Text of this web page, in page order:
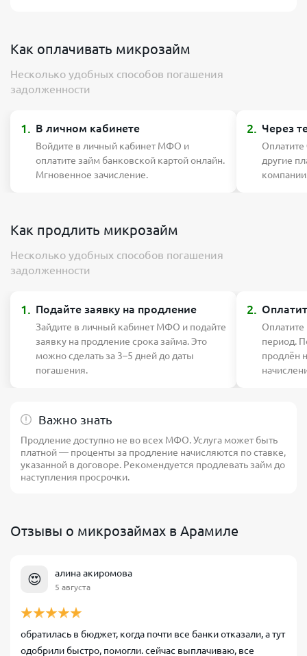
Как оплачивать микрозайм
Несколько удобных способов погашения
задолженности
1. В личном кабинете
Войдите в личный кабинет МФО и
оплатите займ банковской картой онлайн.
Мгновенное зачисление.
2. Через
другие
Как продлить микрозайм
Несколько удобных способов погашения
задолженности
1. Подайте заявку на продление
Зайдите в личный кабинет МФО и подайте
заявку на продление срока займа. Это
можно сделать за 3–5 дней до даты
погашения.
2.
период.
продлён
Важно знать
Продление доступно не во всех МФО. Услуга может быть
платной — проценты за продление начисляются по ставке,
указанной в договоре. Рекомендуется продлевать займ до
наступления просрочки.
Отзывы о микрозаймах в Арамиле
😍 алина акиромова
5 августа
обратилась в бюджет, когда почти все банки отказали, а тут
одобрили быстро, помогли. сейчас выплачиваю, все